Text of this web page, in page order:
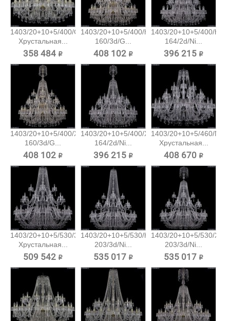
1403/20+10+5/400/G
Хрустальная...
358 484 ₽
1403/20+10+5/400/h-
160/3d/G...
408 102 ₽
1403/20+10+5/400/h-
164/2d/Ni...
396 215 ₽
1403/20+10+5/400/XL-
160/3d/G...
408 102 ₽
1403/20+10+5/400/XL-
164/2d/Ni...
396 215 ₽
1403/20+10+5/460/Ni
Хрустальная...
408 670 ₽
1403/20+10+5/530/3d/Ni
Хрустальная...
509 542 ₽
1403/20+10+5/530/h-
203/3d/Ni...
535 017 ₽
1403/20+10+5/530/XL-
203/3d/Ni...
535 017 ₽